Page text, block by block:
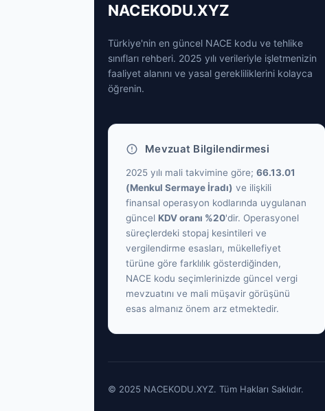
NACEKODU.XYZ
Türkiye'nin en güncel NACE kodu ve tehlike
sınıfları rehberi. 2025 yılı verileriyle işletmenizin
faaliyet alanını ve yasal gerekliliklerini kolayca
öğrenin.
Mevzuat Bilgilendirmesi
2025 yılı mali takvimine göre; 66.13.01
(Menkul Sermaye İradı) ve ilişkili
finansal operasyon kodlarında uygulanan
güncel KDV oranı %20'dir. Operasyonel
süreçlerdeki stopaj kesintileri ve
vergilendirme esasları, mükellefiyet
türüne göre farklılık gösterdiğinden,
NACE kodu seçimlerinizde güncel vergi
mevzuatını ve mali müşavir görüşünü
esas almanız önem arz etmektedir.
© 2025 NACEKODU.XYZ. Tüm Hakları Saklıdır.